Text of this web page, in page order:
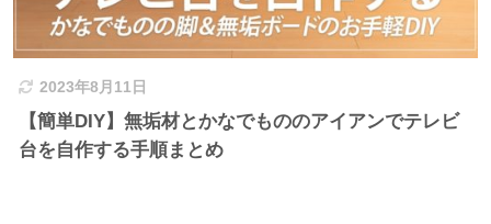
2023年8月11日
【簡単DIY】無垢材とかなでもののアイアンでテレビ
台を自作する手順まとめ